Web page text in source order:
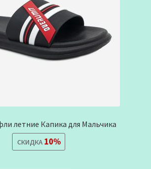
летние Капика для Мальчика
СКИДКА10%